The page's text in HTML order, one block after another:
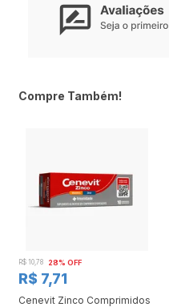
Compre Também!
R$ 10,78 28% OFF
R$ 7,71
Cenevit Zinco Comprimidos